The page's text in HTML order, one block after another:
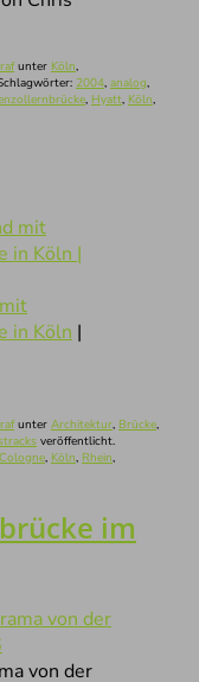
unter Köln,
2004, analog,
, Hyatt, Köln,
in Köln |
unter Architektur, Brücke,
veröffentlicht.
Cologne, Köln, Rhein,
im
von der